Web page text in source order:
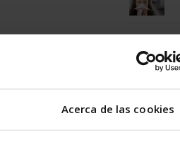
Acerca de las cookies